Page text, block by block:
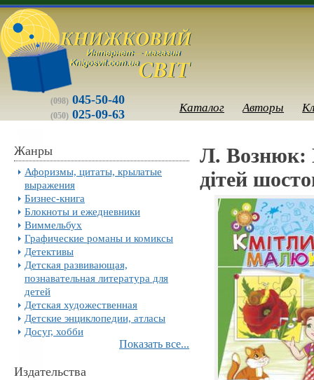
(098) 045-50-40
(050) 025-09-63 Каталог Авторы
Жанры
Афоризмы, цитаты, крылатые
выражения
Бизнес-книга
Блокноты и ежедневники
Виммельбух
Графические романы и комиксы
Детективы
Детская развивающая,
познавательная литература для
детей
Детская художественная
Детские энциклопедии, атласы
Досуг, хобби
Показать все...
Издательства
Л. Вознюк:
дітей